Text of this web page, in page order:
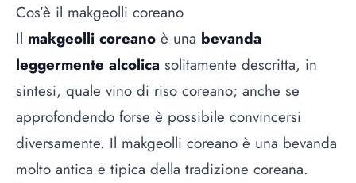
Cos’è il makgeolli coreano
Il makgeolli coreano è una bevanda
leggermente alcolica solitamente descritta, in
sintesi, quale vino di riso coreano; anche se
approfondendo forse è possibile convincersi
diversamente. Il makgeolli coreano è una bevanda
molto antica e tipica della tradizione coreana.